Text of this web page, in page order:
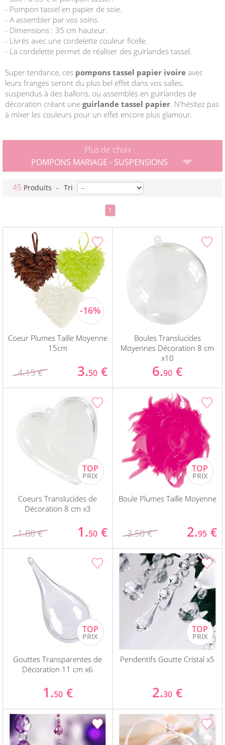
- Pompon tassel en papier de soie.
- A assembler par vos soins.
- Dimensions : 35 cm hauteur.
- Livrés avec une cordelette couleur ficelle.
- La cordelette permet de réaliser des guirlandes tassel.
Super tendance, ces pompons tassel papier ivoire avec
leurs franges seront du plus bel effet dans vos salles,
suspendus à des ballons, ou assemblés en guirlandes de
décoration créant une guirlande tassel papier. N'hésitez pas
à mixer les couleurs pour un effet encore plus glamour.
Plus de choix :
POMPONS MARIAGE - SUSPENSIONS
45 Produits - Tri
1
Coeur Plumes Taille Moyenne
15cm
4.15 € 3.50 €
Boules Translucides
Moyennes Décoration 8 cm
x10
6.90 €
Coeurs Translucides de
Décoration 8 cm x3
1.80 € 1.50 €
Boule Plumes Taille Moyenne
3.50 € 2.95 €
Gouttes Transparentes de
Décoration 11 cm x6
1.50 €
Pendentifs Goutte Cristal x5
2.30 €